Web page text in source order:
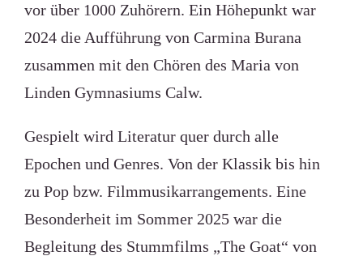
vor über 1000 Zuhörern. Ein Höhepunkt war
2024 die Aufführung von Carmina Burana
zusammen mit den Chören des Maria von
Linden Gymnasiums Calw.
Gespielt wird Literatur quer durch alle
Epochen und Genres. Von der Klassik bis hin
zu Pop bzw. Filmmusikarrangements. Eine
Besonderheit im Sommer 2025 war die
Begleitung des Stummfilms „The Goat“ von